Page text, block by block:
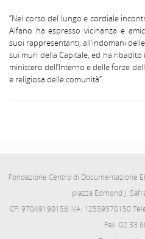
”Nel corso del lungo e cordiale
Alfano ha espresso vicinanza e
suoi rappresentanti, all’indomani
sui muri della Capitale, ed ha
ministero dell’Interno e delle forze
e religiosa delle comunità”.
Fondazione Centro di Documentazione
piazza Edmond J.
CF: 97049190156 IVA: 12559570150
Fax: